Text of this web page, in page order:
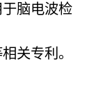
脑电波检
关专利。